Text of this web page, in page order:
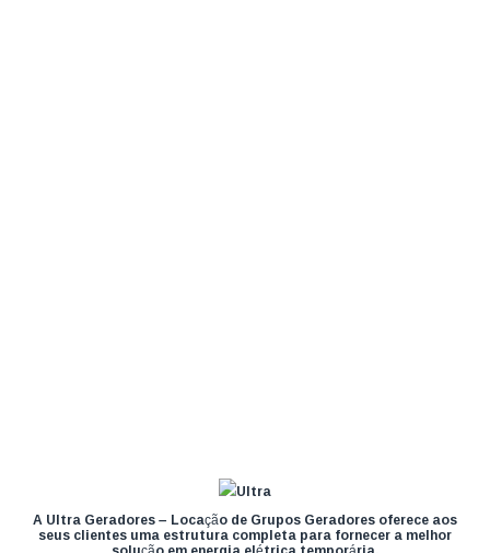
A Ultra Geradores – Locação de Grupos Geradores oferece aos
seus clientes uma estrutura completa para fornecer a melhor